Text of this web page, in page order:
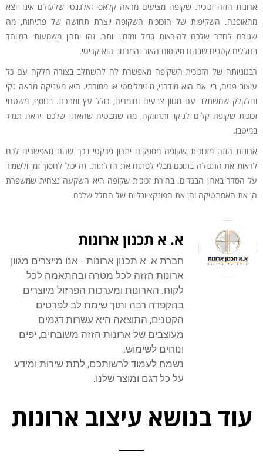
ארונות הזזה זכוכית שקופה מציעים מראה קלאסי ואלגנטי שלעולם אינו יוצא
מהאופנה. השקיפות של הזכוכית השקופה יוצרת תחושה של פתיחות, מה
שגורם לחדר שלכם להיראות גדול ומזמין יותר. זהו יתרון משמעותי במיוחד
בחללים קטנים שבהם מיקסום האור והמרחב הוא קריטי.
רבגוניותה של הזכוכית השקופה מאפשרת לה להשתלב בצורה חלקה עם כל
עיצוב פנים, בין אם הוא מודרני, מינימליסטי או מסורתי. היא מעניקה מראה נקי
וחלקלק שמשתלב עם מגוון צבעים וחומרים, כולל עץ ומתכת. בנוסף, משטחי
זכוכית שקופה קלים לניקוי ותחזוקה, מה שמבטיח שהארון שלכם ייראה תמיד
במיטבו.
ארונות הזזה מזכוכית שקופה מספקים יתרון פרקטי בכך שהם מאפשרים לכם
לראות את התכולה בתוכם מבלי לפתוח את הדלתות. זה יכול לחסוך זמן ולשמור
על הסדר בארון הבגדים. בחירת זכוכית שקופה היא השקעה נצחית שמשפרת
הן את האסתטיקה והן את הפונקציונליות של החלל שלכם.
א. א תכנון ארונות
חברת א. א תכנון ארונות - אנו מייצרים מגוון
ארונות הזזה לכל מטרה ובהתאמה לכל
לקוח. הארונות ומערכות הפרזול מיוצרים
בהקפדה רבה ותוך שימת לב לפרטים
הקטנים, התוצאה היא עשרות דגמים
מעוצבים של ארונות הזזה משובחים, יפים
ונוחים לשימוש.
נשמח לעמוד לרשותכם, לתת שירות ומידע
על כל דגם ומוצר שלנו.
עוד בנושא עיצוב ארונות